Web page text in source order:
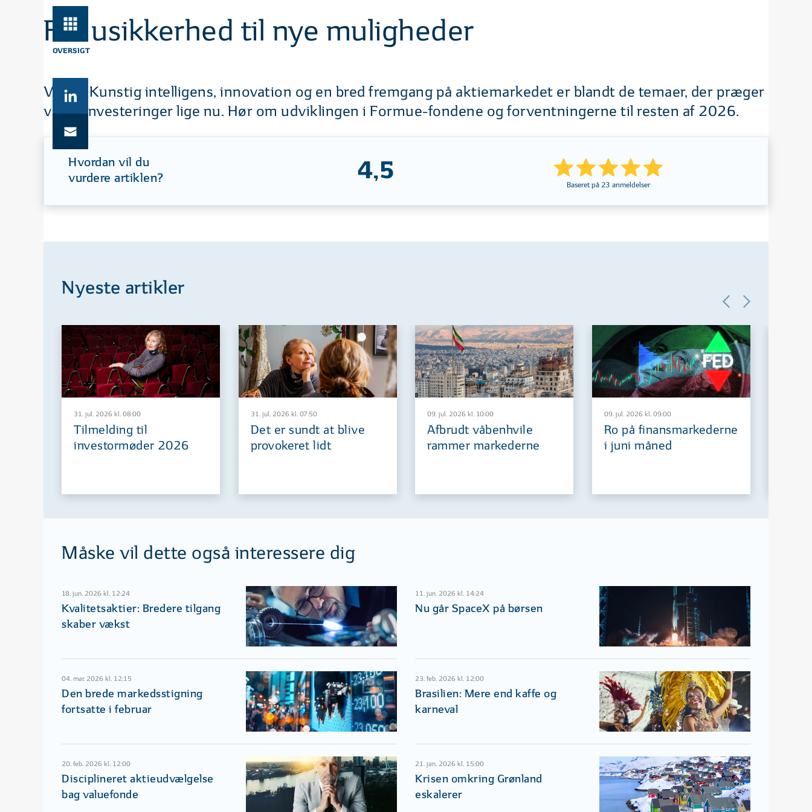
OVERSIGT
Fra usikkerhed til nye muligheder
Video: Kunstig intelligens, innovation og en bred fremgang på aktiemarkedet er blandt de temaer, der præger
vores investeringer lige nu. Hør om udviklingen i Formue-fondene og forventningerne til resten af 2026.
Hvordan vil du
vurdere artiklen?
4,5 Baseret på 23 anmeldelser
Nyeste artikler
31. jul. 2026 kl. 08:00
Tilmelding til
investormøder 2026
31. jul. 2026 kl. 07:50
Det er sundt at blive
provokeret lidt
09. jul. 2026 kl. 10:00
Afbrudt våbenhvile
rammer markederne
09. jul. 2026 kl. 09:00
Ro på finansmarkederne
i juni måned
Måske vil dette også interessere dig
18. jun. 2026 kl. 12:24
Kvalitetsaktier: Bredere tilgang
skaber vækst
11. jun. 2026 kl. 14:24
Nu går SpaceX på børsen
04. mar. 2026 kl. 12:15
Den brede markedsstigning
fortsatte i februar
23. feb. 2026 kl. 12:00
Brasilien: Mere end kaffe og
karneval
20. feb. 2026 kl. 12:00
Disciplineret aktieudvælgelse
bag valuefonde
21. jan. 2026 kl. 15:00
Krisen omkring Grønland
eskalerer